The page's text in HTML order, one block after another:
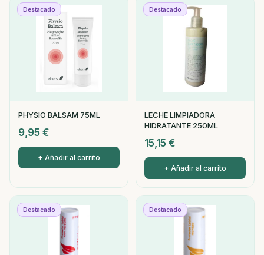
Destacado
PHYSIO BALSAM 75ML
9,95 €
+ Añadir al carrito
Destacado
LECHE LIMPIADORA
HIDRATANTE 250ML
15,15 €
+ Añadir al carrito
Destacado Destacado